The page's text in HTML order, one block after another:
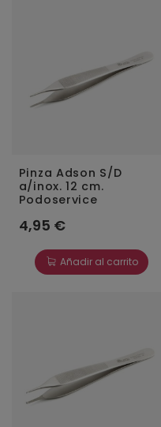
Pinza Adson S/D
a/inox. 12 cm.
Podoservice
4,95 €
Añadir al carrito